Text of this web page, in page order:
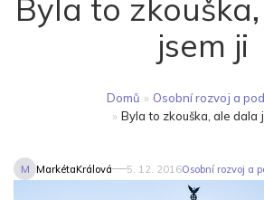
Byla to
jsem ji
Domů » Osobní rozvoj a
» Byla to zkouška, ale dala
M MarkétaKrálová 5. 12. 2016Osobní rozvoj a